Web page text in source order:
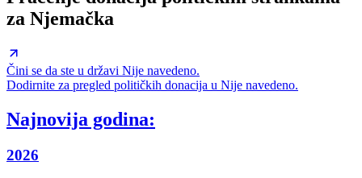
za Njemačka
Čini se da ste u državi Nije navedeno.
Dodirnite za pregled političkih donacija u Nije navedeno.
Najnovija godina:
2026